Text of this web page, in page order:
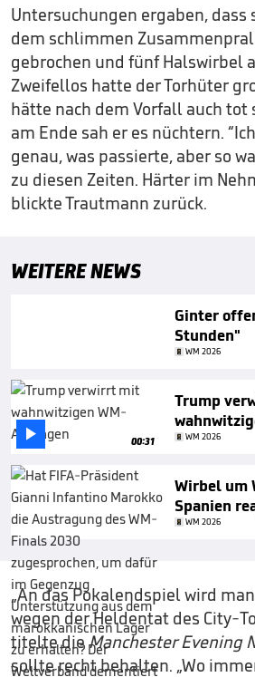
Untersuchungen ergaben, dass
dem schlimmen
gebrochen und fünf Halswirbel
Zweifellos hatte der Torhüter
hätte nach dem Vorfall auch tot
am Ende sah er es nüchtern.
genau, was passierte, aber so
zu diesen Zeiten. Härter im
blickte Trautmann zurück.
WEITERE NEWS
Ginter
Stunden"
WM 2026
 00:31
Trump
WM 2026
Wirbel um
Spanien
WM 2026
„An das Pokalendspiel wird
wegen der Heldentat des City-
titelte dieManchester Evening
sollte recht behalten. „Wo